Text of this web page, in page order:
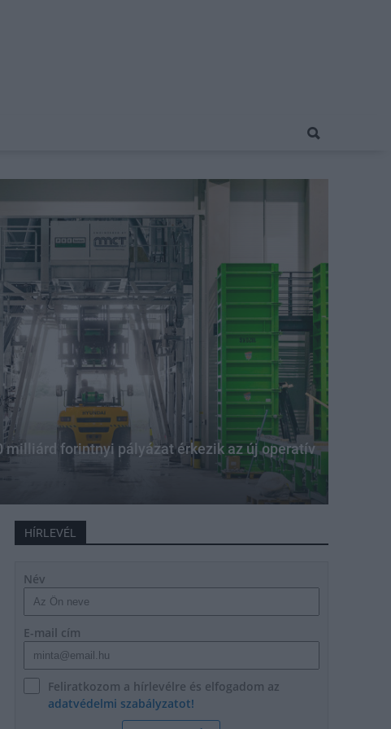
milliárd forintnyi pályázat érkezik az új operatív
HÍRLEVÉL
Név
E-mail cím
Feliratkozom a hírlevélre és elfogadom az
adatvédelmi szabályzatot!